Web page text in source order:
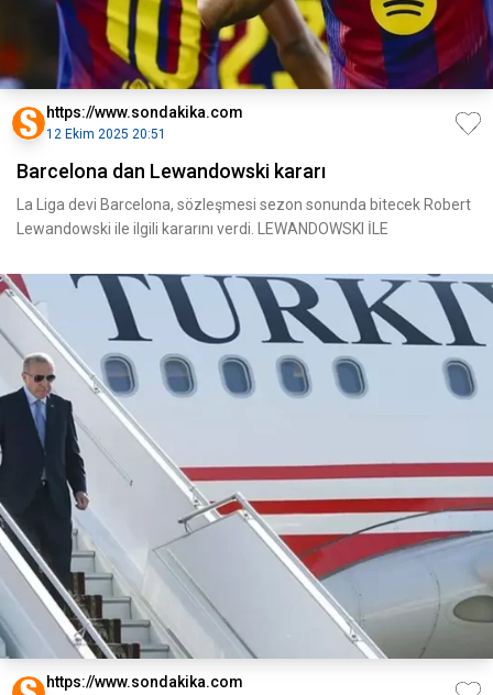
https://www.sondakika.com
12 Ekim 2025 20:51
Barcelona dan Lewandowski kararı
La Liga devi Barcelona, sözleşmesi sezon sonunda bitecek Robert
Lewandowski ile ilgili kararını verdi. LEWANDOWSKI İLE
https://www.sondakika.com